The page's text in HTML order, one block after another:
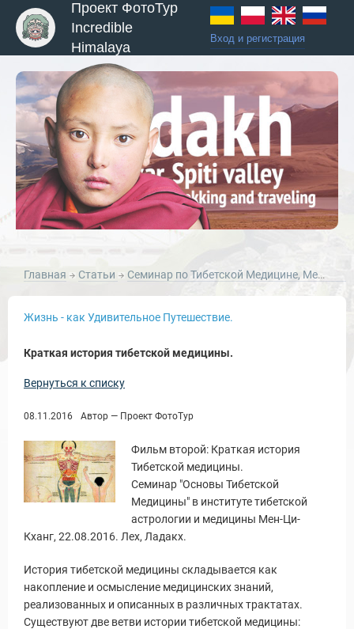
Новости и Отчеты
Проект ФотоТур
Incredible
Himalaya
Вход и регистрация
Главная Статьи Семинар по Тибетской Медицине, Мен-Ци-Кханг, Лех, Ладакх, август 2016г.
Жизнь - как Удивительное Путешествие.
Краткая история тибетской медицины.
Вернуться к списку
08.11.2016 Автор — Проект ФотоТур
Фильм второй: Краткая история
Тибетской медицины.
Семинар "Основы Тибетской
Медицины" в институте тибетской
астрологии и медицины Мен-Ци-
Кханг, 22.08.2016. Лех, Ладакх.
История тибетской медицины складывается как
накопление и осмысление медицинских знаний,
реализованных и описанных в различных трактатах.
Существуют две ветви истории тибетской медицины: